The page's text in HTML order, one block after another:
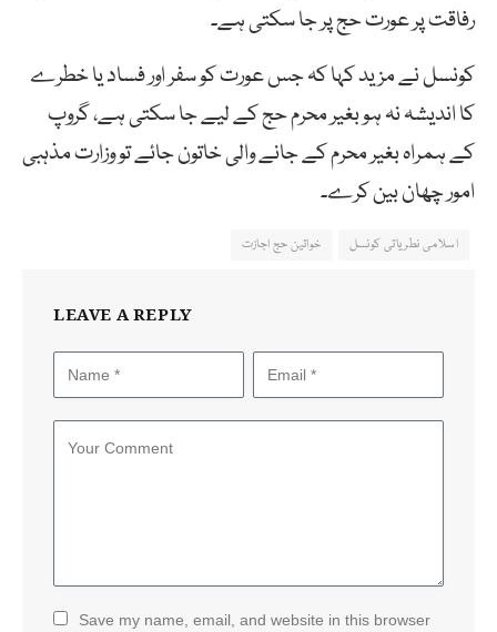
رفاقت پر عورت حج پر جا سکتی ہے۔
کونسل نے مزید کہا کہ جس عورت کو سفر اور فساد یا خطرے
کا اندیشہ نہ ہو بغیر محرم حج کے لیے جا سکتی ہے، گروپ
کے ہمراہ بغیر محرم کے جانے والی خاتون جائے تو وزارت مذہبی
امور چھان بین کرے۔
اسلامی نطریاتی کونسل خواتین حج اجازت
LEAVE A REPLY
Save my name, email, and website in this browser